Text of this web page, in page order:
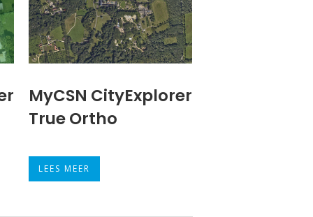
MyCSN CityExplorer
True Ortho
LEES MEER